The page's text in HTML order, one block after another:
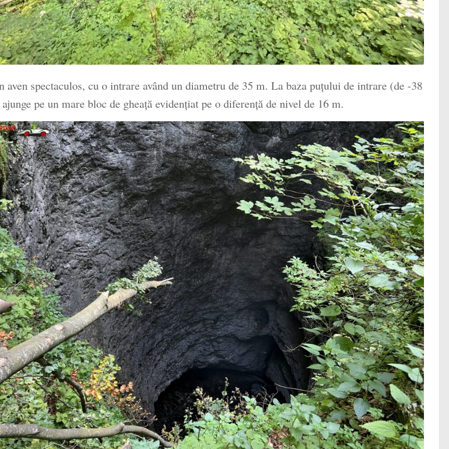
aven spectaculos, cu o intrare având un diametru de 35 m. La baza puţului de intrare (de -38
pe un mare bloc de gheaţă evidenţiat pe o diferenţă de nivel de 16 m.